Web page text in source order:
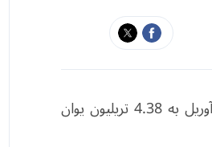
بر اساس آمار اداره گمرک چین، مجموع واردات و صادرات کالاهای این کشور طی ماه آوریل به 4.38 تریلیون یوان